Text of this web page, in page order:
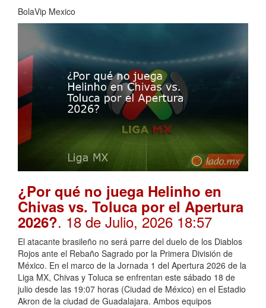
BolaVip Mexico
¿Por qué no juega Helinho en
Chivas vs. Toluca por el Apertura
2026?. 18 de Julio, 2026 18:57
El atacante brasileño no será parre del duelo de los Diablos
Rojos ante el Rebaño Sagrado por la Primera División de
México. En el marco de la Jornada 1 del Apertura 2026 de la
Liga MX, Chivas y Toluca se enfrentan este sábado 18 de
julio desde las 19:07 horas (Ciudad de México) en el Estadio
Akron de la ciudad de Guadalajara. Ambos equipos